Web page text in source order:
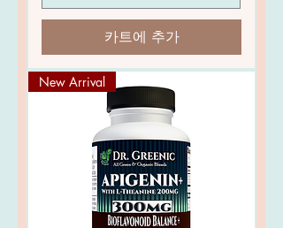
카트에 추가
New Arrival